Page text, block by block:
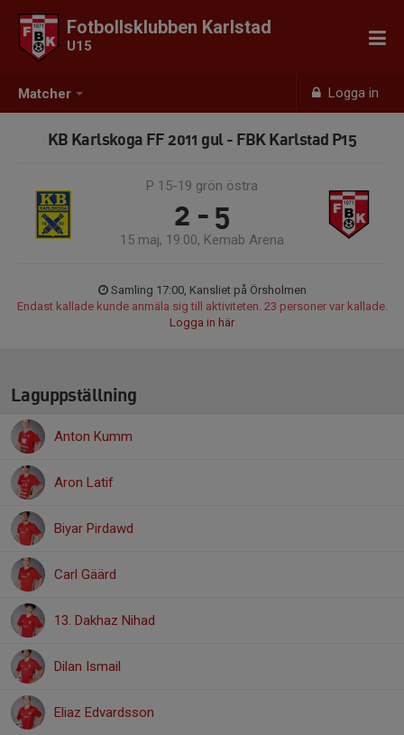
Matcher Logga in
Fotbollsklubben Karlstad
U15
KB Karlskoga FF 2011 gul - FBK Karlstad P15
P 15-19 grön östra
2 - 5
15 maj, 19:00, Kemab Arena
Samling 17:00, Kansliet på Örsholmen
Endast kallade kunde anmäla sig till aktiviteten. 23 personer var kallade.
Logga in här
Laguppställning
Anton Kumm
Aron Latif
Biyar Pirdawd
Carl Gäärd
13. Dakhaz Nihad
Dilan Ismail
Eliaz Edvardsson